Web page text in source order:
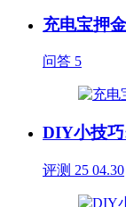
充电宝押
问答 5
DIY小技
评测 25 04.30